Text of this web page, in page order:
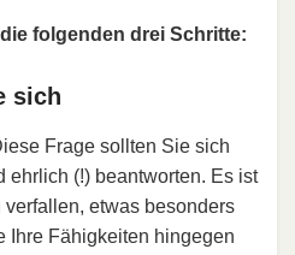
folgenden drei Schritte:
sich
Frage sollten Sie sich
ehrlich (!) beantworten. Es ist
verfallen, etwas besonders
Ihre Fähigkeiten hingegen